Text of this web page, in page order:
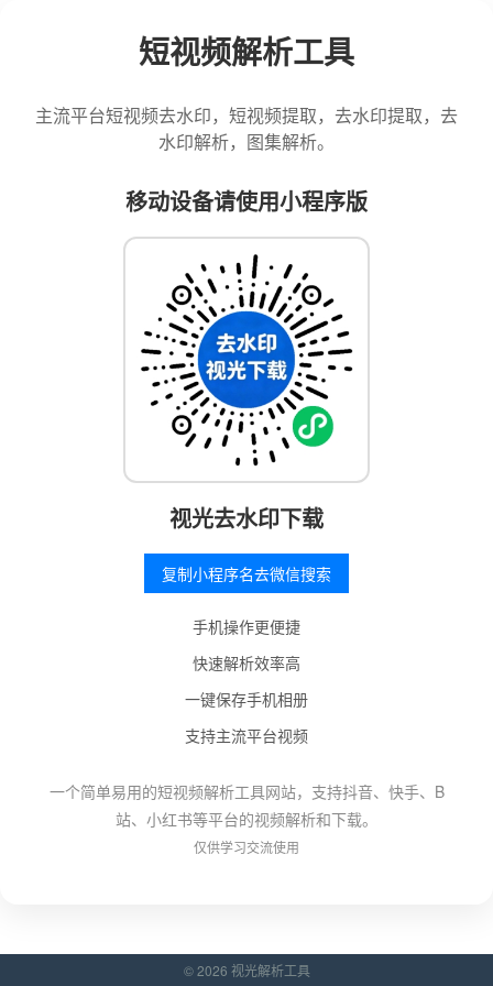
短视频解析工具
主流平台短视频去水印，短视频提取，去水印提取，去
水印解析，图集解析。
移动设备请使用小程序版
视光去水印下载
复制小程序名去微信搜索
手机操作更便捷
快速解析效率高
一键保存手机相册
支持主流平台视频
一个简单易用的短视频解析工具网站，支持抖音、快手、B
站、小红书等平台的视频解析和下载。
仅供学习交流使用
© 2026 视光解析工具